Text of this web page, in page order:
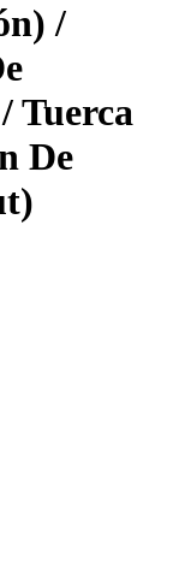
/
Tuerca
De